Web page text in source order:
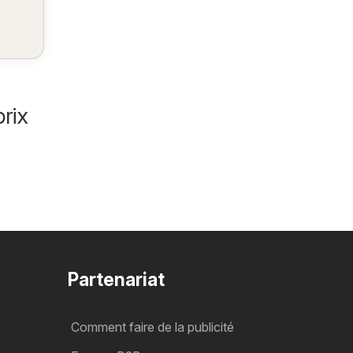
Partenariat
Comment faire de la publicité